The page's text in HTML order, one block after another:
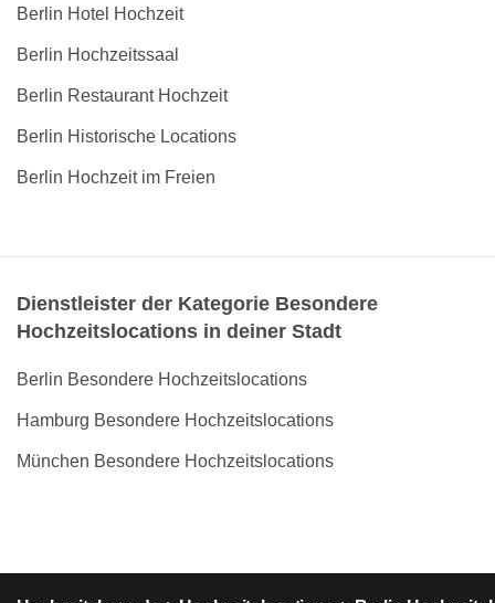
Berlin Hotel Hochzeit
Berlin Hochzeitssaal
Berlin Restaurant Hochzeit
Berlin Historische Locations
Berlin Hochzeit im Freien
Dienstleister der Kategorie Besondere
Hochzeitslocations in deiner Stadt
Berlin Besondere Hochzeitslocations
Hamburg Besondere Hochzeitslocations
München Besondere Hochzeitslocations